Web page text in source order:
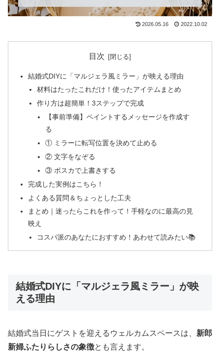
2026.05.16 2022.10.02
目次
結婚式DIYに「マルジェラ風ミラー」が映える理由
材料はたったこれだけ！使ったアイテムまとめ
作り方は超簡単！3ステップで完成
【事前準備】ペイントするメッセージを作成す
る
① ミラーに転写位置を決めて止める
② 文字をなぞる
③ ポスカで上書きする
完成した実例はこちら！
よくある質問＆ちょっとした工夫
まとめ｜迷ったらこれを作って！手軽なのに最高の見
映え
コスパ派のあなたにおすすめ！あわせて読みたい📚
結婚式DIYに「マルジェラ風ミラー」が映
える理由
結婚式当日にゲストを迎えるウェルカムスペースは、 新郎
新婦ふたりらしさの象徴とも言えます。